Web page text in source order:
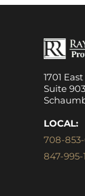
1701
Suite 903
LOCAL:
708-
847-995-